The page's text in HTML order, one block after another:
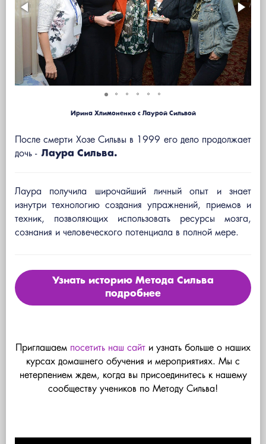
Ирина Хлимоненко с Лаурой Сильвой
После смерти Хозе Сильвы в 1999 его дело продолжает
дочь - Лаура Сильва.
Лаура получила широчайший личный опыт и знает
изнутри технологию создания упражнений, приемов и
техник, позволяющих использовать ресурсы мозга,
сознания и человеческого потенциала в полной мере.
Узнать историю Метода Сильва
подробнее
Приглашаем посетить наш сайт и узнать больше о наших
курсах домашнего обучения и мероприятиях. Мы с
нетерпением ждем, когда вы присоединитесь к нашему
сообществу учеников по Методу Сильва!